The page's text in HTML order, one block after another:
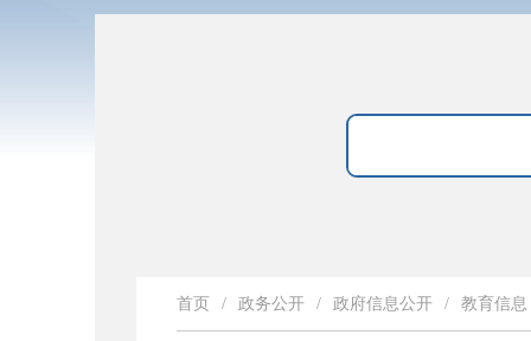
首页 / 政务公开 / 政府信息公开 / 教育信息